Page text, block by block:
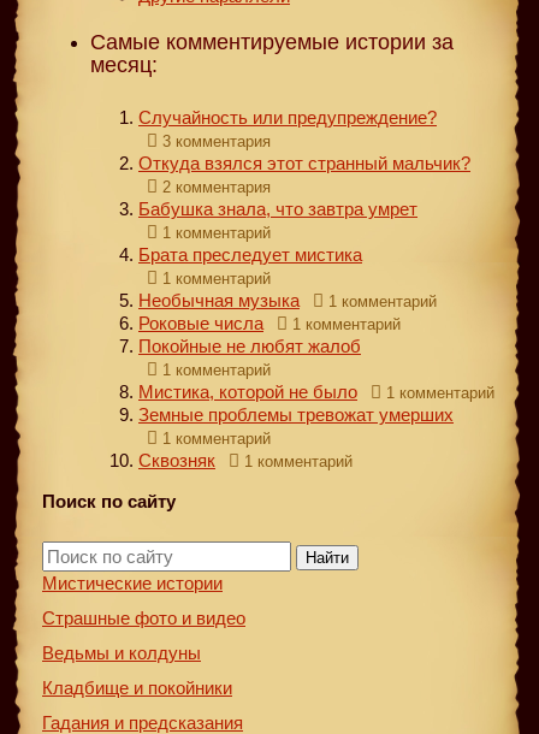
Самые комментируемые истории за
месяц:
Случайность или предупреждение?
3 комментария
Откуда взялся этот странный мальчик?
2 комментария
Бабушка знала, что завтра умрет
1 комментарий
Брата преследует мистика
1 комментарий
Необычная музыка 1 комментарий
Роковые числа 1 комментарий
Покойные не любят жалоб
1 комментарий
Мистика, которой не было 1 комментарий
Земные проблемы тревожат умерших
1 комментарий
Сквозняк 1 комментарий
Поиск по сайту
Найти
Мистические истории
Страшные фото и видео
Ведьмы и колдуны
Кладбище и покойники
Гадания и предсказания